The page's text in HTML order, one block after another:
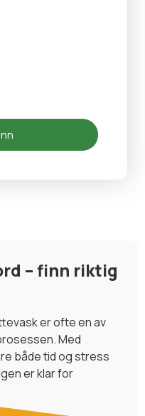
– finn riktig
er ofte en av
Med
både tid og stress
er klar for